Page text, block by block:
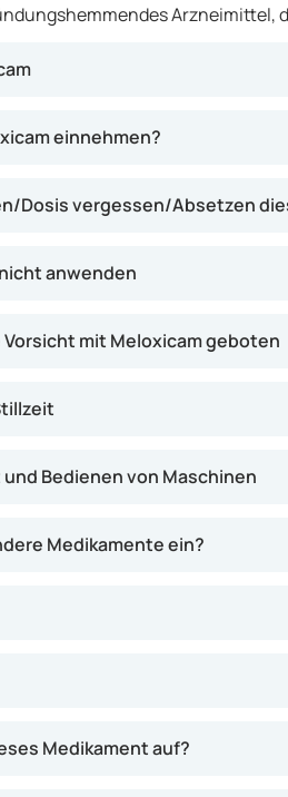
Arzneimittel,
einnehmen?
Dosis vergessen/Absetzen
anwenden
mit Meloxicam geboten
Bedienen von Maschinen
Medikamente ein?
Medikament auf?